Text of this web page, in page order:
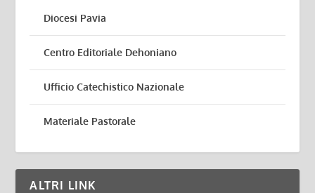
Diocesi Pavia
Centro Editoriale Dehoniano
Ufficio Catechistico Nazionale
Materiale Pastorale
ALTRI LINK